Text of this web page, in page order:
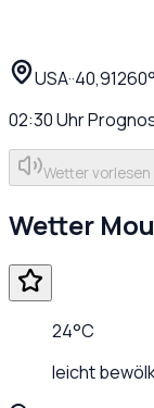
USA··40,91260
02:30Uhr
Wetter vorlesen
Wetter
24°C
leicht